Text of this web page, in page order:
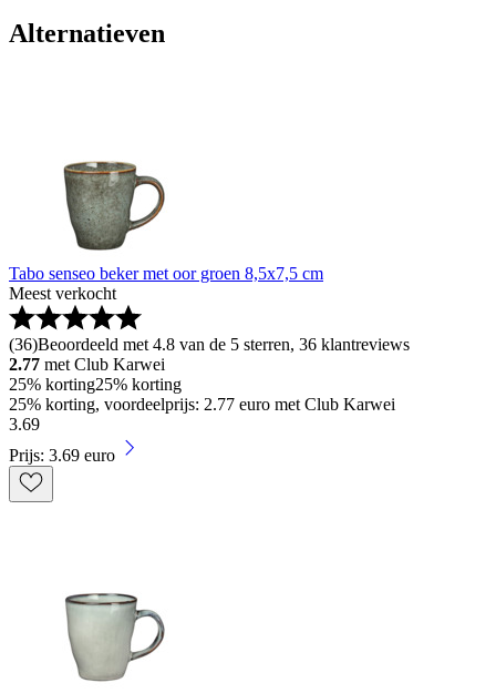
Alternatieven
Tabo senseo beker met oor groen 8,5x7,5 cm
Meest verkocht
(36)Beoordeeld met 4.8 van de 5 sterren, 36 klantreviews
2.77 met Club Karwei
25% korting25% korting
25% korting, voordeelprijs: 2.77 euro met Club Karwei
3.69
Prijs: 3.69 euro